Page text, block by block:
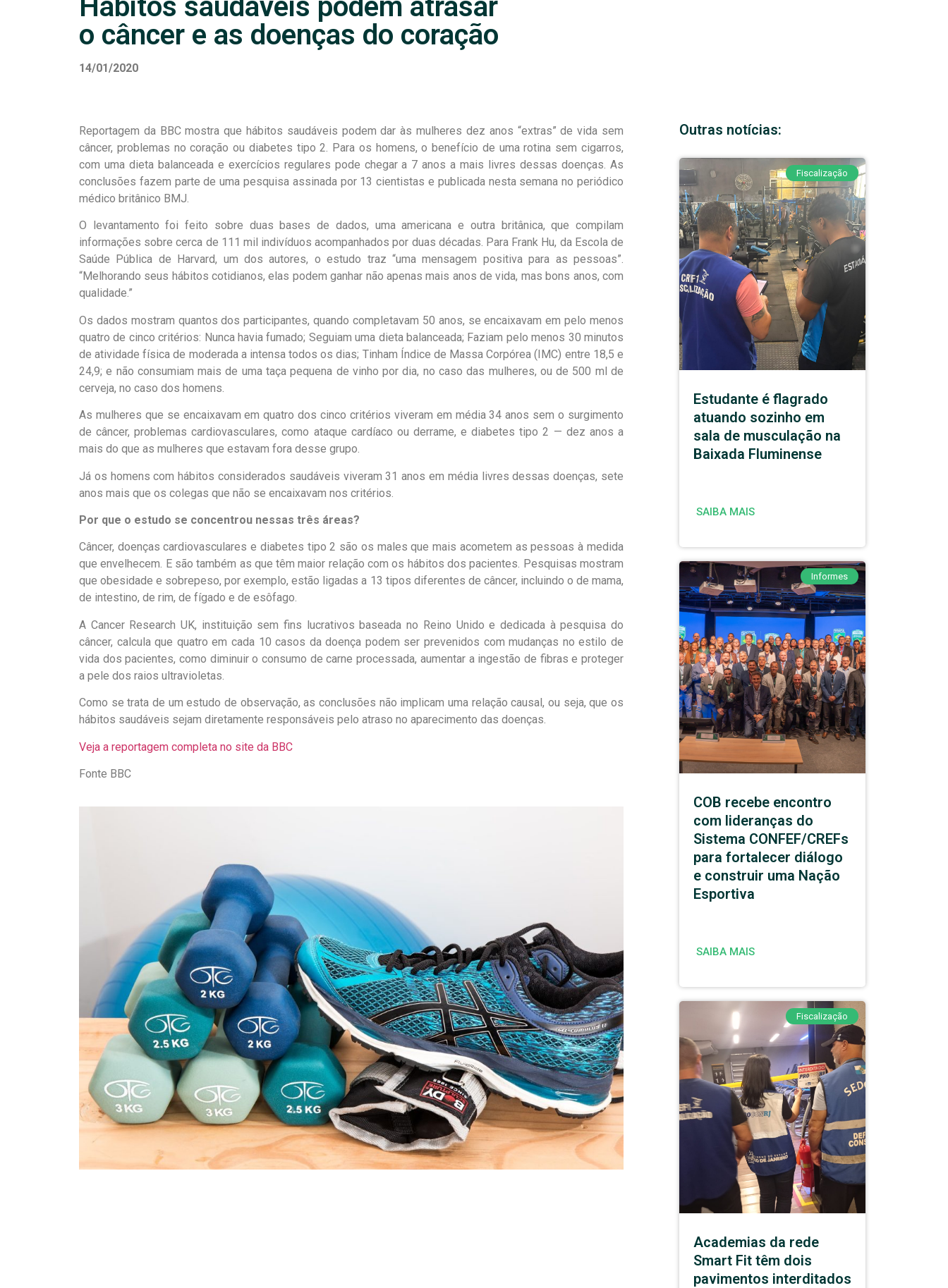
Hábitos saudáveis podem atrasar
o câncer e as doenças do coração
14/01/2020
Reportagem da BBC mostra que hábitos saudáveis podem dar às mulheres dez anos “extras” de vida sem
câncer, problemas no coração ou diabetes tipo 2. Para os homens, o benefício de uma rotina sem cigarros,
com uma dieta balanceada e exercícios regulares pode chegar a 7 anos a mais livres dessas doenças. As
conclusões fazem parte de uma pesquisa assinada por 13 cientistas e publicada nesta semana no periódico
médico britânico BMJ.
O levantamento foi feito sobre duas bases de dados, uma americana e outra britânica, que compilam
informações sobre cerca de 111 mil indivíduos acompanhados por duas décadas. Para Frank Hu, da Escola de
Saúde Pública de Harvard, um dos autores, o estudo traz “uma mensagem positiva para as pessoas”.
“Melhorando seus hábitos cotidianos, elas podem ganhar não apenas mais anos de vida, mas bons anos, com
qualidade.”
Os dados mostram quantos dos participantes, quando completavam 50 anos, se encaixavam em pelo menos
quatro de cinco critérios: Nunca havia fumado; Seguiam uma dieta balanceada; Faziam pelo menos 30 minutos
de atividade física de moderada a intensa todos os dias; Tinham Índice de Massa Corpórea (IMC) entre 18,5 e
24,9; e não consumiam mais de uma taça pequena de vinho por dia, no caso das mulheres, ou de 500 ml de
cerveja, no caso dos homens.
As mulheres que se encaixavam em quatro dos cinco critérios viveram em média 34 anos sem o surgimento
de câncer, problemas cardiovasculares, como ataque cardíaco ou derrame, e diabetes tipo 2 — dez anos a
mais do que as mulheres que estavam fora desse grupo.
Já os homens com hábitos considerados saudáveis viveram 31 anos em média livres dessas doenças, sete
anos mais que os colegas que não se encaixavam nos critérios.
Por que o estudo se concentrou nessas três áreas?
Câncer, doenças cardiovasculares e diabetes tipo 2 são os males que mais acometem as pessoas à medida
que envelhecem. E são também as que têm maior relação com os hábitos dos pacientes. Pesquisas mostram
que obesidade e sobrepeso, por exemplo, estão ligadas a 13 tipos diferentes de câncer, incluindo o de mama,
de intestino, de rim, de fígado e de esôfago.
A Cancer Research UK, instituição sem fins lucrativos baseada no Reino Unido e dedicada à pesquisa do
câncer, calcula que quatro em cada 10 casos da doença podem ser prevenidos com mudanças no estilo de
vida dos pacientes, como diminuir o consumo de carne processada, aumentar a ingestão de fibras e proteger
a pele dos raios ultravioletas.
Como se trata de um estudo de observação, as conclusões não implicam uma relação causal, ou seja, que os
hábitos saudáveis sejam diretamente responsáveis pelo atraso no aparecimento das doenças.
Veja a reportagem completa no site da BBC
Fonte BBC
Outras notícias:
Fiscalização
Estudante é flagrado
atuando sozinho em
sala de musculação na
Baixada Fluminense
SAIBA MAIS
Informes
COB recebe encontro
com lideranças do
Sistema CONFEF/CREFs
para fortalecer diálogo
e construir uma Nação
Esportiva
SAIBA MAIS
Fiscalização
Academias da rede
Smart Fit têm dois
pavimentos interditados